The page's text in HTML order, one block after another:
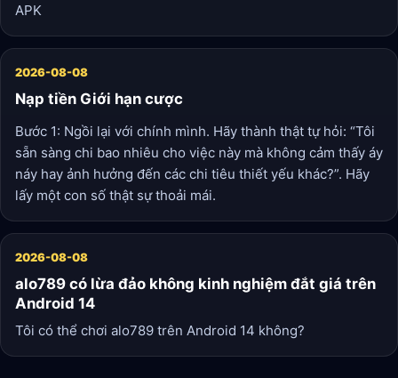
APK
2026-08-08
Nạp tiền Giới hạn cược
Bước 1: Ngồi lại với chính mình. Hãy thành thật tự hỏi: “Tôi
sẵn sàng chi bao nhiêu cho việc này mà không cảm thấy áy
náy hay ảnh hưởng đến các chi tiêu thiết yếu khác?”. Hãy
lấy một con số thật sự thoải mái.
2026-08-08
alo789 có lừa đảo không kinh nghiệm đắt giá trên
Android 14
Tôi có thể chơi alo789 trên Android 14 không?